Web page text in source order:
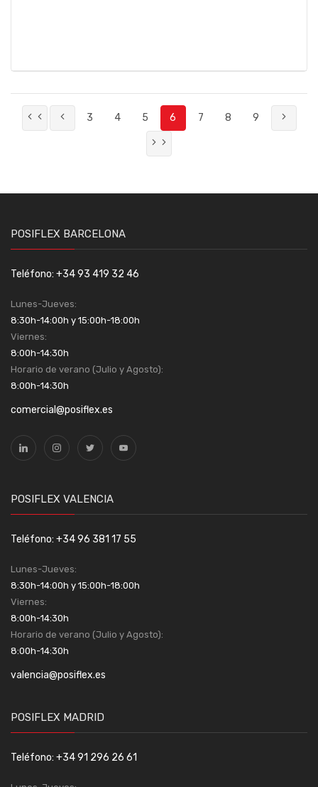
3 4 5 6 7 8 9
POSIFLEX BARCELONA
Teléfono: +34 93 419 32 46
Lunes-Jueves:
8:30h-14:00h y 15:00h-18:00h
Viernes:
8:00h-14:30h
Horario de verano (Julio y Agosto):
8:00h-14:30h
comercial@posiflex.es
POSIFLEX VALENCIA
Teléfono: +34 96 381 17 55
Lunes-Jueves:
8:30h-14:00h y 15:00h-18:00h
Viernes:
8:00h-14:30h
Horario de verano (Julio y Agosto):
8:00h-14:30h
valencia@posiflex.es
POSIFLEX MADRID
Teléfono: +34 91 296 26 61